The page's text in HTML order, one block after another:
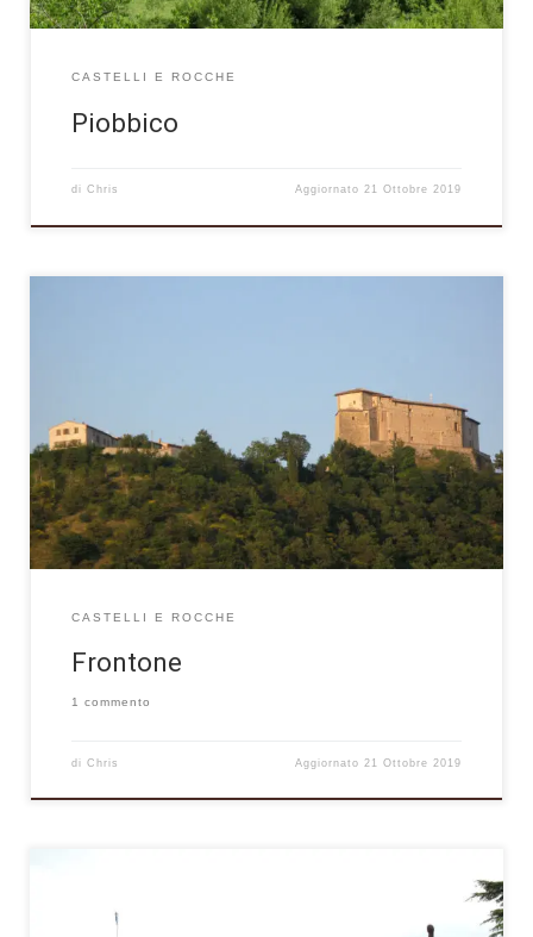
CASTELLI E ROCCHE
Piobbico
di Chris Aggiornato21 Ottobre 2019
massiccio del Monte Catria, il borgo di Frontone, il cui territorio
è denominato “La piccola Svizzera delle Marche” per la
salubrità del luogo e le miti temperature, rappresenta una meta
ideale per una vacanza all’insegna del connubio tra natura,
storia e cultura.Arrivando […]
CASTELLI E ROCCHE
Frontone
1 commento
di Chris Aggiornato 21 Ottobre 2019
Adagiato su un panoramico colle posto a cavallo tra le vallate